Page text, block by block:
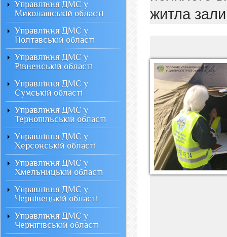
житла
Управління ДМС у
Миколаївській області
Управління ДМС у
Полтавській області
Управління ДМС у
Рівненській області
Управління ДМС у
Сумській області
Управління ДМС у
Тернопільській області
Управління ДМС у
Херсонській області
Управління ДМС у
Хмельницькій області
Управління ДМС у
Чернівецькій області
Управління ДМС у
Чернігівській області